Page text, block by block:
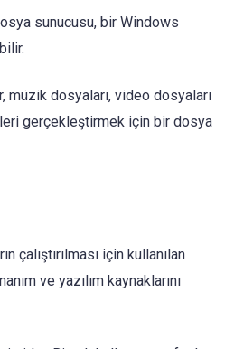
sunucusu, bir Windows
müzik dosyaları, video dosyaları
gerçekleştirmek için bir dosya
çalıştırılması için kullanılan
ve yazılım kaynaklarını